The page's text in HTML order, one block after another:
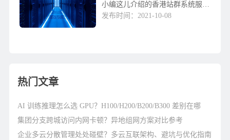
小编这儿介绍的香港站群系统服务
器高达253个IP，有需要的朋友可
发布时间：2021-10-08
热门文章
AI 训练推理怎么选 GPU？H100/H200/B200/B300 差别在哪
集团分支跨城访问内网卡顿？异地组网方案对比参考
企业多云分散管理处处碰壁？多云互联架构、避坑与优化指南